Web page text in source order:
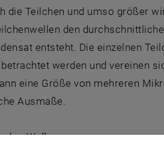
die Teilchen und umso größer
den
entsteht. Die einzelnen
werden und vereinen
eine Größe von mehreren
Ausmaße.
den Wellen
das Bose-Einstein-Kondensat